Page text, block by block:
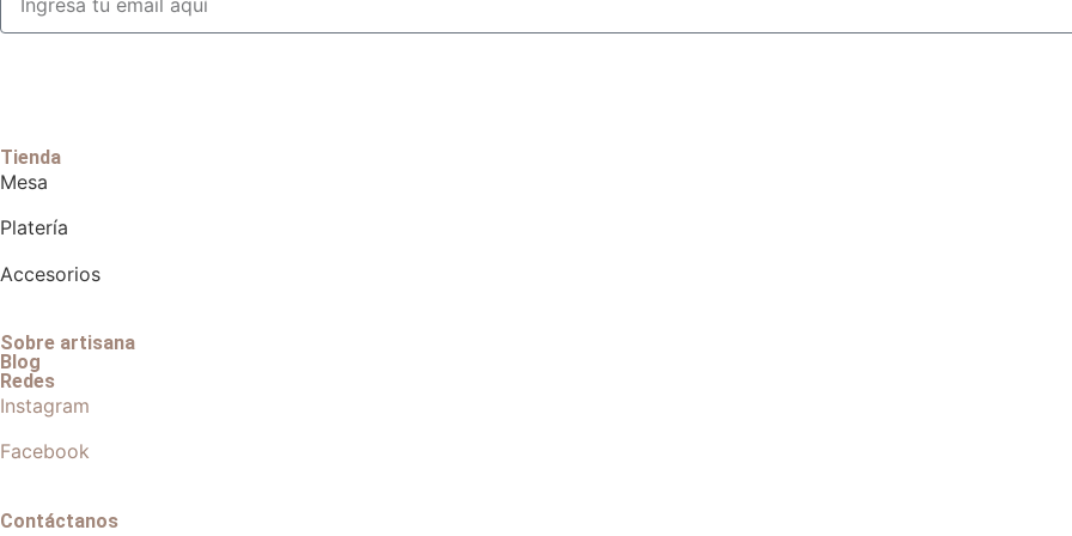
Tienda
Mesa
Platería
Accesorios
Sobre artisana
Blog
Redes
Instagram
Facebook
Contáctanos